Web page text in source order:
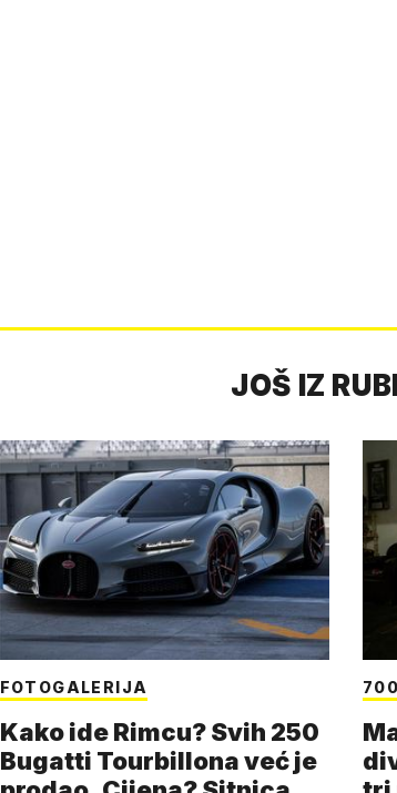
JOŠ IZ
FOTOGALERIJA
Kako ide Rimcu? Svih 250
Bugatti Tourbillona već je